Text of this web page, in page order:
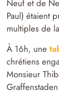
Neuf et de
Paul) étaient
multiples de
À 16h, une
chrétiens
Monsieur